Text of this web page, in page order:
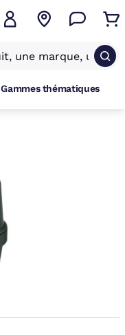
Gammes thématiques